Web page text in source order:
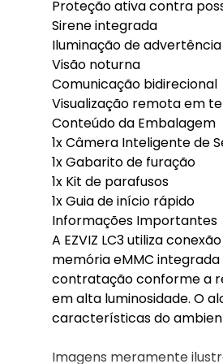
Proteção ativa contra
Sirene integrada
Iluminação de advertência
Visão noturna
Comunicação bidirecional
Visualização remota em
Conteúdo da Embalagem
1x Câmera Inteligente de
1x Gabarito de furação
1x Kit de parafusos
1x Guia de início rápido
Informações Importantes
A EZVIZ LC3 utiliza
memória eMMC integrada
contratação conforme a
em alta luminosidade. O
características do
Imagens meramente